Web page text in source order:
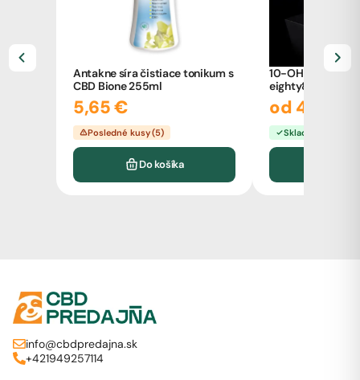
Antakne síra čistiace tonikum s
CBD Bione 255ml
5,65 €
Posledné kusy (5)
Do košíka
10-OH-HHC
eighty8, 2ml
od 49,00
Skladom
info@cbdpredajna.sk
+421949257114